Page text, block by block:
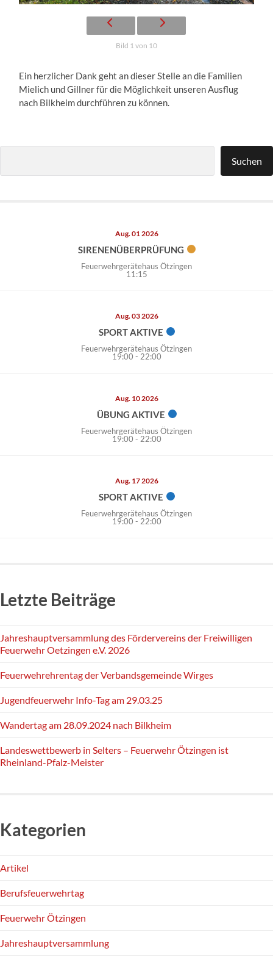
Bild 1 von 10
Ein herzlicher Dank geht an dieser Stelle an die Familien
Mielich und Gillner für die Möglichkeit unseren Ausflug
nach Bilkheim durchführen zu können.
Suchen
Aug. 01 2026
SIRENENÜBERPRÜFUNG
Feuerwehrgerätehaus Ötzingen
11:15
Aug. 03 2026
SPORT AKTIVE
Feuerwehrgerätehaus Ötzingen
19:00 - 22:00
Aug. 10 2026
ÜBUNG AKTIVE
Feuerwehrgerätehaus Ötzingen
19:00 - 22:00
Aug. 17 2026
SPORT AKTIVE
Feuerwehrgerätehaus Ötzingen
19:00 - 22:00
Letzte Beiträge
Jahreshauptversammlung des Fördervereins der Freiwilligen
Feuerwehr Oetzingen e.V. 2026
Feuerwehrehrentag der Verbandsgemeinde Wirges
Jugendfeuerwehr Info-Tag am 29.03.25
Wandertag am 28.09.2024 nach Bilkheim
Landeswettbewerb in Selters – Feuerwehr Ötzingen ist
Rheinland-Pfalz-Meister
Kategorien
Artikel
Berufsfeuerwehrtag
Feuerwehr Ötzingen
Jahreshauptversammlung